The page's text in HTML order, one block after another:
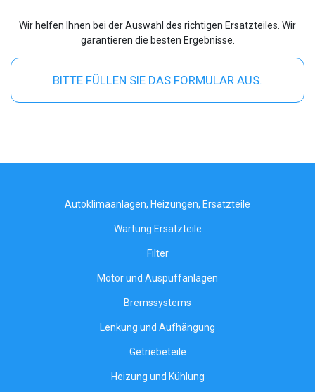
Wir helfen Ihnen bei der Auswahl des richtigen Ersatzteiles. Wir
garantieren die besten Ergebnisse.
BITTE FÜLLEN SIE DAS FORMULAR AUS.
Autoklimaanlagen, Heizungen, Ersatzteile
Wartung Ersatzteile
Filter
Motor und Auspuffanlagen
Bremssystems
Lenkung und Aufhängung
Getriebeteile
Heizung und Kühlung